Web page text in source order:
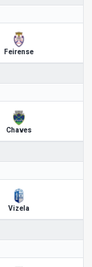
Feirense
Chaves
Vizela